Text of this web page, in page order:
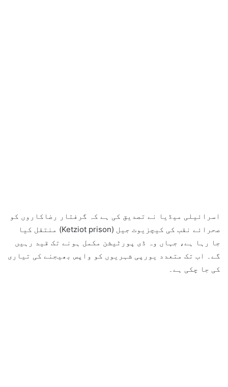
اسرائیلی میڈیا نے تصدیق کی ہے کہ گرفتار رضاکاروں کو
صحرائے نقب کی کیچزیوت جیل (Ketziot prison) منتقل کیا
جا رہا ہے، جہاں وہ ڈی پورٹیشن مکمل ہونے تک قید رہیں
گے۔ اب تک متعدد یورپی شہریوں کو واپس بھیجنے کی تیاری
کی جا چکی ہے۔